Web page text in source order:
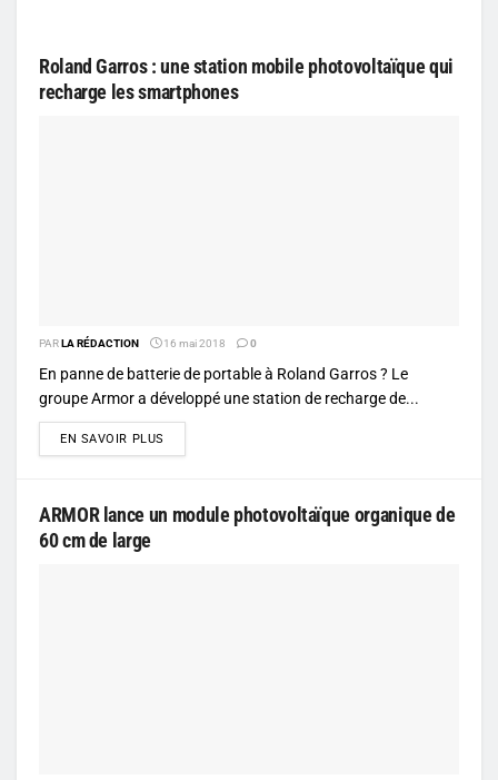
Roland Garros : une station mobile photovoltaïque qui
recharge les smartphones
PARLA RÉDACTION 16 mai 2018 0
En panne de batterie de portable à Roland Garros ? Le
groupe Armor a développé une station de recharge de...
EN SAVOIR PLUS
ARMOR lance un module photovoltaïque organique de
60 cm de large